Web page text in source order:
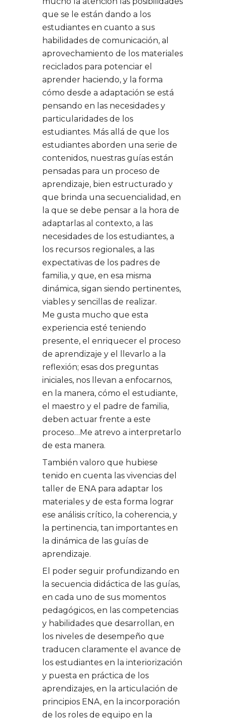
que se le están dando a los
estudiantes en cuanto a sus
habilidades de comunicación, al
aprovechamiento de los materiales
reciclados para potenciar el
aprender haciendo, y la forma
cómo desde a adaptación se está
pensando en las necesidades y
particularidades de los
estudiantes. Más allá de que los
estudiantes aborden una serie de
contenidos, nuestras guías están
pensadas para un proceso de
aprendizaje, bien estructurado y
que brinda una secuencialidad, en
la que se debe pensar a la hora de
adaptarlas al contexto, a las
necesidades de los estudiantes, a
los recursos regionales, a las
expectativas de los padres de
familia, y que, en esa misma
dinámica, sigan siendo pertinentes,
viables y sencillas de realizar.
Me gusta mucho que esta
experiencia esté teniendo
presente, el enriquecer el proceso
de aprendizaje y el llevarlo a la
reflexión; esas dos preguntas
iniciales, nos llevan a enfocarnos,
en la manera, cómo el estudiante,
el maestro y el padre de familia,
deben actuar frente a este
proceso…Me atrevo a interpretarlo
de esta manera.
También valoro que hubiese
tenido en cuenta las vivencias del
taller de ENA para adaptar los
materiales y de esta forma lograr
ese análisis crítico, la coherencia, y
la pertinencia, tan importantes en
la dinámica de las guías de
aprendizaje.
El poder seguir profundizando en
la secuencia didáctica de las guías,
en cada uno de sus momentos
pedagógicos, en las competencias
y habilidades que desarrollan, en
los niveles de desempeño que
traducen claramente el avance de
los estudiantes en la interiorización
y puesta en práctica de los
aprendizajes, en la articulación de
principios ENA, en la incorporación
de los roles de equipo en la